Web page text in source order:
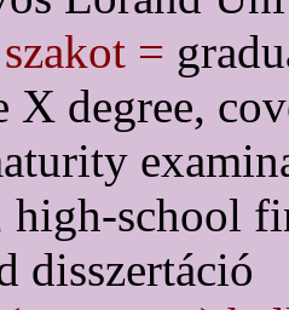
=
X degree,
high-school
disszertáció